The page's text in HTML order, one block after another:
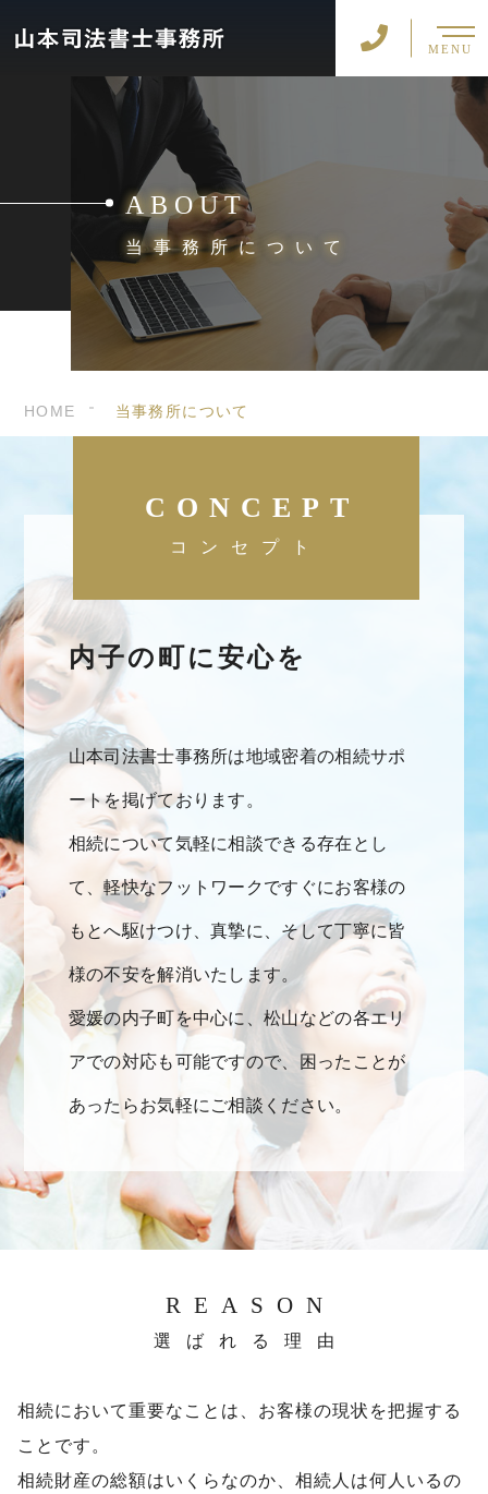
MENU
ABOUT
当事務所について
HOME 当事務所について
CONCEPT
コンセプト
内子の町に安心を
山本司法書士事務所は地域密着の相続サポ
ートを掲げております。
相続について気軽に相談できる存在とし
て、軽快なフットワークですぐにお客様の
もとへ駆けつけ、真摯に、そして丁寧に皆
様の不安を解消いたします。
愛媛の内子町を中心に、松山などの各エリ
アでの対応も可能ですので、困ったことが
あったらお気軽にご相談ください。
REASON
選ばれる理由
相続において重要なことは、お客様の現状を把握する
ことです。
相続財産の総額はいくらなのか、相続人は何人いるの